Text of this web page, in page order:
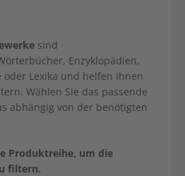
sind
Enzyklopädien,
oder Lexika und helfen Ihnen
Wählen Sie das passende
abhängig von der benötigten
Produktreihe, um die
filtern.